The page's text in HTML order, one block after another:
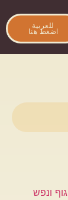
للعربية
اضغط هنا
גוף ונפש